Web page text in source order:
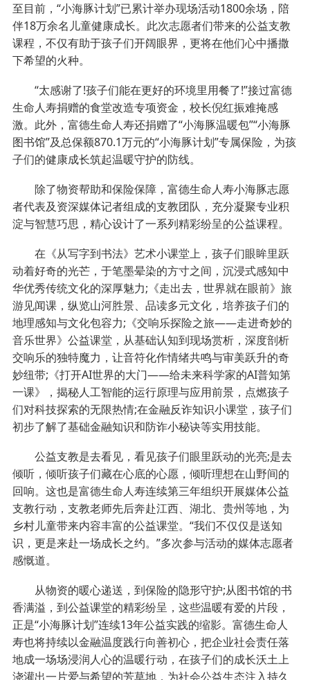
至目前，“小海豚计划”已累计举办现场活动1800余场，陪
伴18万余名儿童健康成长。此次志愿者们带来的公益支教
课程，不仅有助于孩子们开阔眼界，更将在他们心中播撒
下希望的火种。
“太感谢了!孩子们能在更好的环境里用餐了!”接过富德
生命人寿捐赠的食堂改造专项资金，校长倪红振难掩感
激。此外，富德生命人寿还捐赠了“小海豚温暖包”“小海豚
图书馆”及总保额870.1万元的“小海豚计划”专属保险，为孩
子们的健康成长筑起温暖守护的防线。
除了物资帮助和保险保障，富德生命人寿小海豚志愿
者代表及资深媒体记者组成的支教团队，充分凝聚专业积
淀与智慧巧思，精心设计了一系列精彩纷呈的公益课程。
在《从写字到书法》艺术小课堂上，孩子们眼眸里跃
动着好奇的光芒，于笔墨晕染的方寸之间，沉浸式感知中
华优秀传统文化的深厚魅力;《走出去，世界就在眼前》旅
游见闻课，纵览山河胜景、品读多元文化，培养孩子们的
地理感知与文化包容力;《交响乐探险之旅——走进奇妙的
音乐世界》公益课堂，从基础认知到现场赏析，深度剖析
交响乐的独特魔力，让音符化作情绪共鸣与审美跃升的奇
妙纽带;《打开AI世界的大门——给未来科学家的AI普知第
一课》，揭秘人工智能的运行原理与应用前景，点燃孩子
们对科技探索的无限热情;在金融反诈知识小课堂，孩子们
初步了解了基础金融知识和防诈小秘诀等实用技能。
公益支教是去看见，看见孩子们眼里跃动的光亮;是去
倾听，倾听孩子们藏在心底的心愿，倾听理想在山野间的
回响。这也是富德生命人寿连续第三年组织开展媒体公益
支教行动，支教老师先后奔赴江西、湖北、贵州等地，为
乡村儿童带来内容丰富的公益课堂。“我们不仅仅是送知
识，更是来赴一场成长之约。”多次参与活动的媒体志愿者
感慨道。
从物资的暖心递送，到保险的隐形守护;从图书馆的书
香满溢，到公益课堂的精彩纷呈，这些温暖有爱的片段，
正是“小海豚计划”连续13年公益实践的缩影。富德生命人
寿也将持续以金融温度践行向善初心，把企业社会责任落
地成一场场浸润人心的温暖行动，在孩子们的成长沃土上
浇灌出一片爱与希望的芳草地，为社会公益生态注入持久